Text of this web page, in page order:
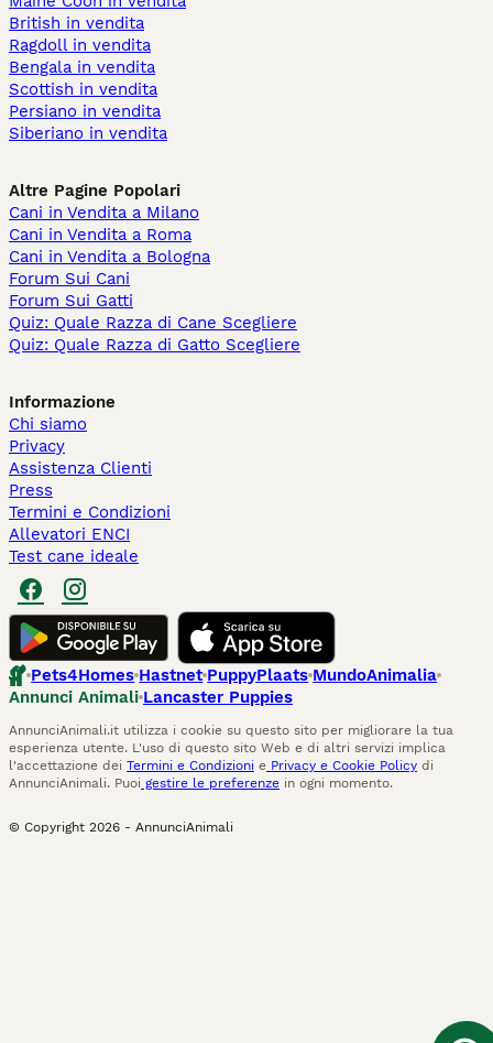
British in vendita
Ragdoll in vendita
Bengala in vendita
Scottish in vendita
Persiano in vendita
Siberiano in vendita
Altre Pagine Popolari
Cani in Vendita a Milano
Cani in Vendita a Roma
Cani in Vendita a Bologna
Forum Sui Cani
Forum Sui Gatti
Quiz: Quale Razza di Cane Scegliere
Quiz: Quale Razza di Gatto Scegliere
Informazione
Chi siamo
Privacy
Assistenza Clienti
Press
Termini e Condizioni
Allevatori ENCI
Test cane ideale
Pets4Homes Hastnet PuppyPlaats MundoAnimalia
Annunci Animali Lancaster Puppies
AnnunciAnimali.it utilizza i cookie su questo sito per migliorare la tua
esperienza utente. L'uso di questo sito Web e di altri servizi implica
l'accettazione dei Termini e Condizioni e Privacy e Cookie Policy di
AnnunciAnimali. Puoi gestire le preferenze in ogni momento.
© Copyright 2026 - AnnunciAnimali